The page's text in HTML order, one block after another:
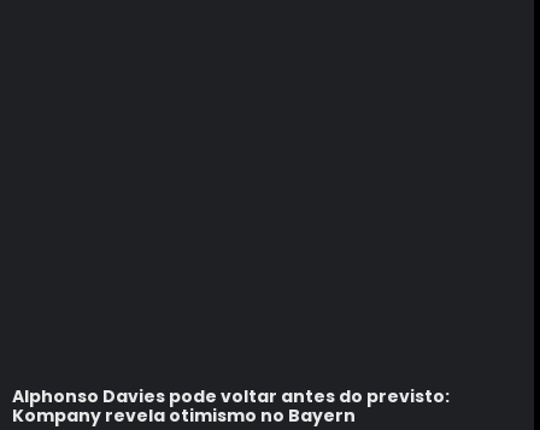
Alphonso Davies pode voltar antes do previsto:
Kompany revela otimismo no Bayern